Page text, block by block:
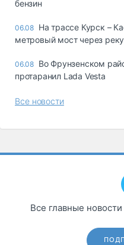
бензин
06.08 На трассе Курск –
метровый мост через
06.08 Во Фрунзенском
протаранил Lada Vesta
Все новости
Все главные